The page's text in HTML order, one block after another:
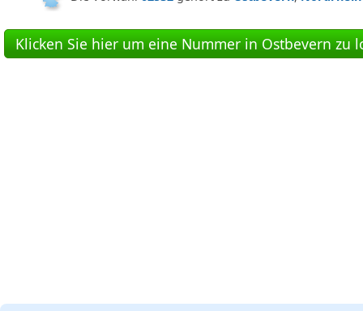
Klicken Sie hier um eine Nummer in Ostbevern zu